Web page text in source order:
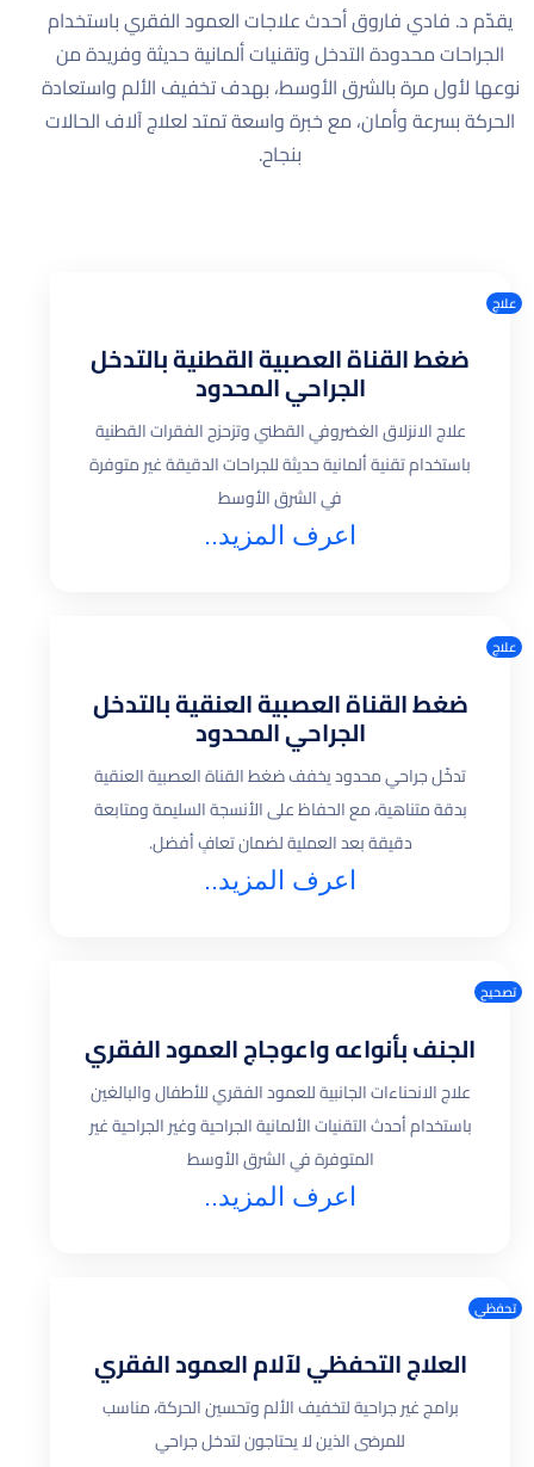
يقدّم د. فادي فاروق أحدث علاجات العمود الفقري باستخدام
الجراحات محدودة التدخل وتقنيات ألمانية حديثة وفريدة من
نوعها لأول مرة بالشرق الأوسط، بهدف تخفيف الألم واستعادة
الحركة بسرعة وأمان، مع خبرة واسعة تمتد لعلاج آلاف الحالات
بنجاح.
ضغط القناة العصبية القطنية بالتدخل
الجراحي المحدود
علاج الانزلاق الغضروفي القطني وتزحزح الفقرات القطنية
باستخدام تقنية ألمانية حديثة للجراحات الدقيقة غير متوفرة
في الشرق الأوسط
اعرف المزيد..
علاج
ضغط القناة العصبية العنقية بالتدخل
الجراحي المحدود
تدخّل جراحي محدود يخفف ضغط القناة العصبية العنقية
بدقة متناهية، مع الحفاظ على الأنسجة السليمة ومتابعة
دقيقة بعد العملية لضمان تعافٍ أفضل.
اعرف المزيد..
علاج
الجنف بأنواعه واعوجاج العمود الفقري
علاج الانحناءات الجانبية للعمود الفقري للأطفال والبالغين
باستخدام أحدث التقنيات الألمانية الجراحية وغير الجراحية غير
المتوفرة في الشرق الأوسط
اعرف المزيد..
تصحيح
العلاج التحفظي لآلام العمود الفقري
برامج غير جراحية لتخفيف الألم وتحسين الحركة، مناسب
للمرضى الذين لا يحتاجون لتدخل جراحي
تحفظي